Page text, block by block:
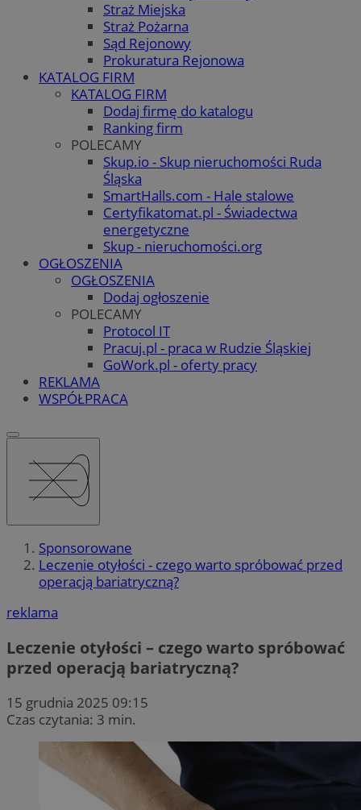
Straż Miejska
Straż Pożarna
Sąd Rejonowy
Prokuratura Rejonowa
KATALOG FIRM
KATALOG FIRM
Dodaj firmę do katalogu
Ranking firm
POLECAMY
Skup.io - Skup nieruchomości Ruda
Śląska
SmartHalls.com - Hale stalowe
Certyfikatomat.pl - Świadectwa
energetyczne
Skup - nieruchomości.org
OGŁOSZENIA
OGŁOSZENIA
Dodaj ogłoszenie
POLECAMY
Protocol IT
Pracuj.pl - praca w Rudzie Śląskiej
GoWork.pl - oferty pracy
REKLAMA
WSPÓŁPRACA
Sponsorowane
Leczenie otyłości - czego warto spróbować przed
operacją bariatryczną?
reklama
Leczenie otyłości – czego warto spróbować
przed operacją bariatryczną?
15 grudnia 2025 09:15
Czas czytania: 3 min.